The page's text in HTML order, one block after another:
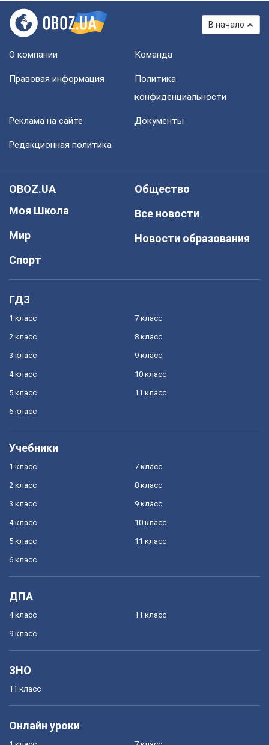
В начало
О компании Команда
Правовая информация
Политика
конфиденциальности
Реклама на сайте Документы
Редакционная политика
OBOZ.UA
Моя Школа
Мир
Спорт
Общество
Все новости
Новости образования
ГДЗ
1 класс
2 класс
3 класс
4 класс
5 класс
6 класс
7 класс
8 класс
9 класс
10 класс
11 класс
Учебники
1 класс
2 класс
3 класс
4 класс
5 класс
6 класс
7 класс
8 класс
9 класс
10 класс
11 класс
ДПА
4 класс
9 класс
11 класс
ЗНО
11 класс
Онлайн уроки